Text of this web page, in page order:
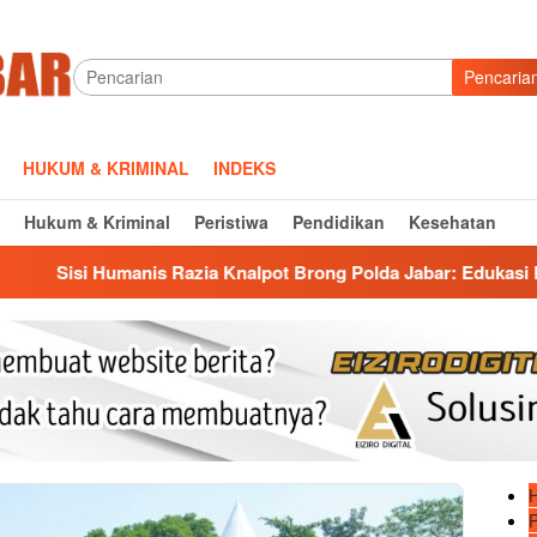
HUKUM & KRIMINAL INDEKS
Hukum & Kriminal Peristiwa Pendidikan Kesehatan
Knalpot Brong Polda Jabar: Edukasi Pengendara Hingga